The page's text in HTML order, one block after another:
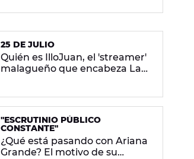
25 DE JULIO
Quién es IlloJuan, el 'streamer'
malagueño que encabeza La
"ESCRUTINIO PÚBLICO
CONSTANTE"
¿Qué está pasando con Ariana
Grande? El motivo de su